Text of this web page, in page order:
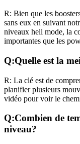
R: Bien que les
sans eux en suivant
niveaux hell mode, la
importantes que les
Q:Quelle est la
R: La clé est de
planifier plusieurs
vidéo pour voir le
Q:Combien de
niveau?